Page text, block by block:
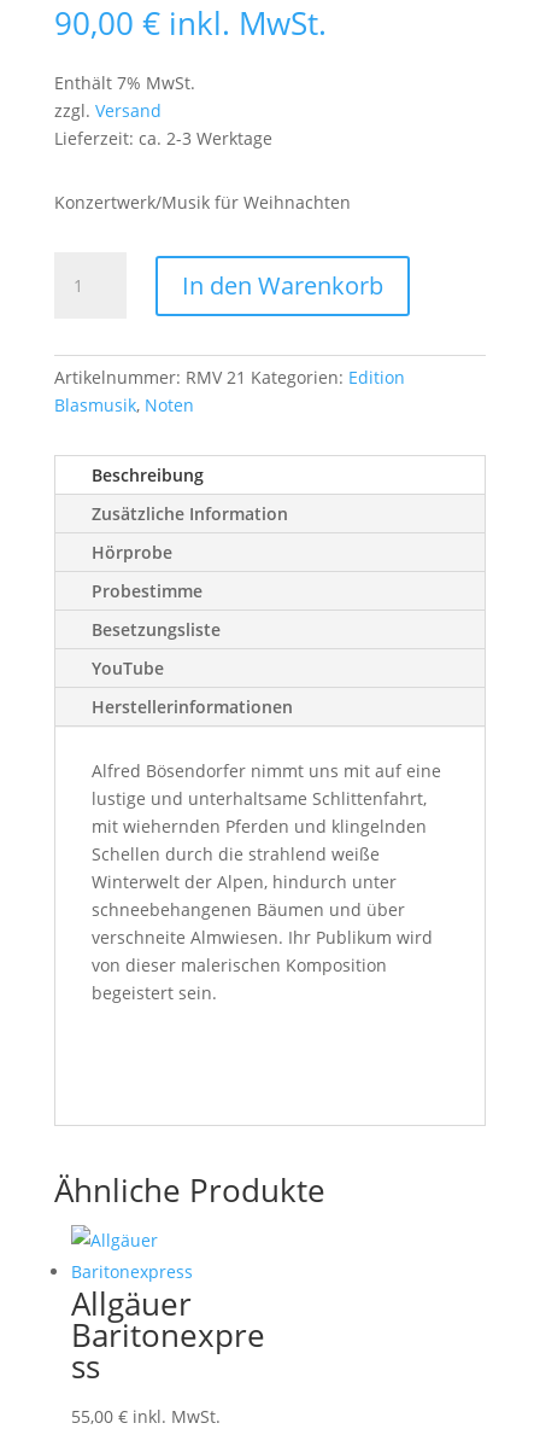
90,00 € inkl. MwSt.
Enthält 7% MwSt.
zzgl. Versand
Lieferzeit: ca. 2-3 Werktage
Konzertwerk/Musik für Weihnachten
Schlittenfahrt
Menge
In den Warenkorb
Artikelnummer: RMV 21 Kategorien: Edition
Blasmusik, Noten
Beschreibung
Zusätzliche Information
Hörprobe
Probestimme
Besetzungsliste
YouTube
Herstellerinformationen
Alfred Bösendorfer nimmt uns mit auf eine
lustige und unterhaltsame Schlittenfahrt,
mit wiehernden Pferden und klingelnden
Schellen durch die strahlend weiße
Winterwelt der Alpen, hindurch unter
schneebehangenen Bäumen und über
verschneite Almwiesen. Ihr Publikum wird
von dieser malerischen Komposition
begeistert sein.
Ähnliche Produkte
Allgäuer
Baritonexpre
ss
55,00 € inkl. MwSt.